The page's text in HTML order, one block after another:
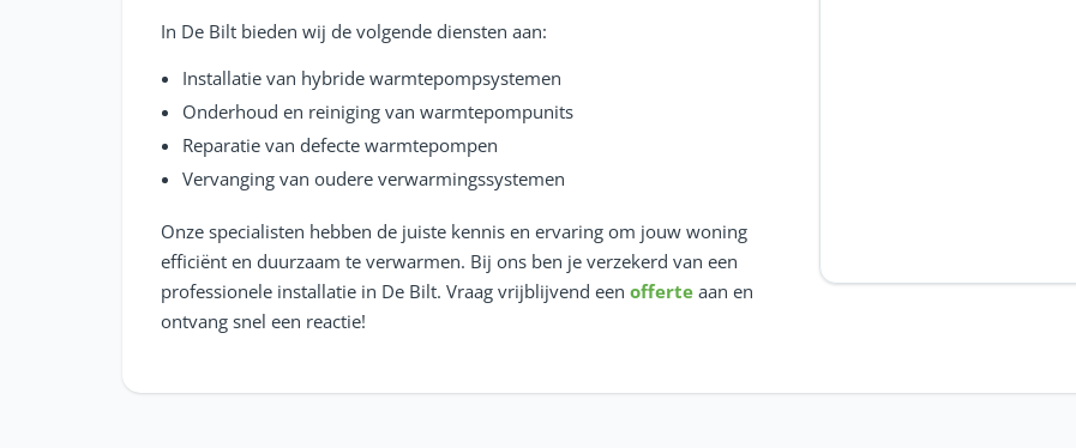
In De Bilt bieden wij de volgende diensten aan:
Installatie van hybride warmtepompsystemen
Onderhoud en reiniging van warmtepompunits
Reparatie van defecte warmtepompen
Vervanging van oudere verwarmingssystemen
Onze specialisten hebben de juiste kennis en ervaring om jouw woning
efficiënt en duurzaam te verwarmen. Bij ons ben je verzekerd van een
professionele installatie in De Bilt. Vraag vrijblijvend een offerte aan en
ontvang snel een reactie!